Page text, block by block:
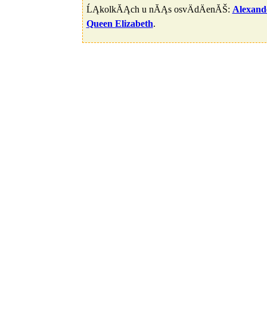
ĹĄkolkĂĄch u nĂĄs osvÄdÄenĂŠ:
Queen Elizabeth.